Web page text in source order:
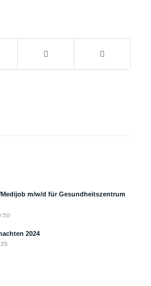
m/w/d für Gesundheitszentrum
2024